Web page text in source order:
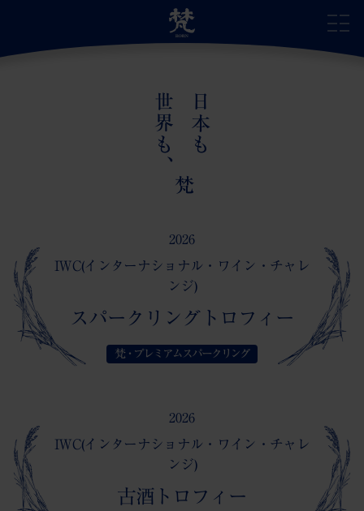
サイトトップ
蔵の受賞歴
蔵のあゆみ
お問い合わせ
日本も
世界も、
梵
2026
IWC(インターナショナル・ワイン・チャレ
ンジ)
スパークリングトロフィー
梵・プレミアムスパークリング
2026
IWC(インターナショナル・ワイン・チャレ
ンジ)
古酒トロフィー